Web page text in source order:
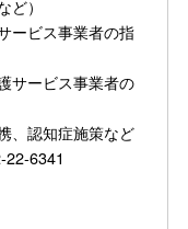
）
ービス事業者の指
サービス事業者の
、認知症施策など
22-6341